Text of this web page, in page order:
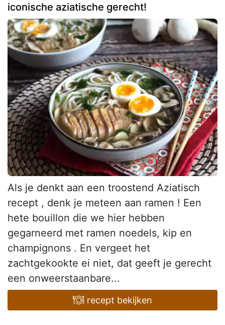
iconische aziatische gerecht!
Als je denkt aan een troostend Aziatisch
recept , denk je meteen aan ramen ! Een
hete bouillon die we hier hebben
gegarneerd met ramen noedels, kip en
champignons . En vergeet het
zachtgekookte ei niet, dat geeft je gerecht
een onweerstaanbare...
recept bekijken